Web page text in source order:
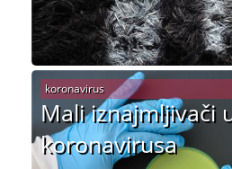
Mali iznajmljivači
koronavirusa
koronavirus